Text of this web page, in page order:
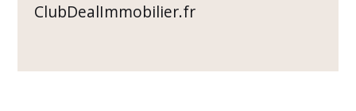
ClubDealImmobilier.fr